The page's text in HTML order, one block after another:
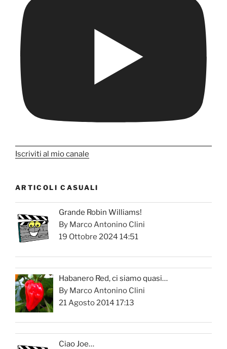
Iscriviti al mio canale
ARTICOLI CASUALI
Grande Robin Williams!
By Marco Antonino Clini
19 Ottobre 2024 14:51
Habanero Red, ci siamo quasi…
By Marco Antonino Clini
21 Agosto 2014 17:13
Ciao Joe…